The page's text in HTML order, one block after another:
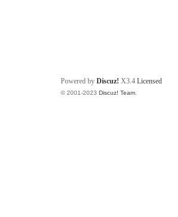
Powered by Discuz! X3.4 Licensed
© 2001-2023 Discuz! Team